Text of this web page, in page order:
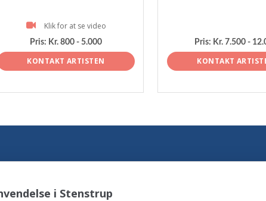
Klik for at se video
Pris: Kr. 800 - 5.000
KONTAKT ARTISTEN
Pris: Kr. 7.500 -
KONTAKT
i Stenstrup